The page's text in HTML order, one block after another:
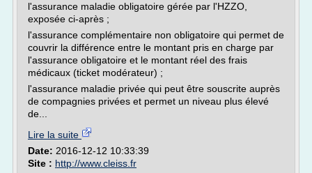
l'assurance maladie obligatoire gérée par l'HZZO,
exposée ci-après ;
l'assurance complémentaire non obligatoire qui permet de
couvrir la différence entre le montant pris en charge par
l'assurance obligatoire et le montant réel des frais
médicaux (ticket modérateur) ;
l'assurance maladie privée qui peut être souscrite auprès
de compagnies privées et permet un niveau plus élevé
de...
Lire la suite
Date: 2016-12-12 10:33:39
Site : http://www.cleiss.fr